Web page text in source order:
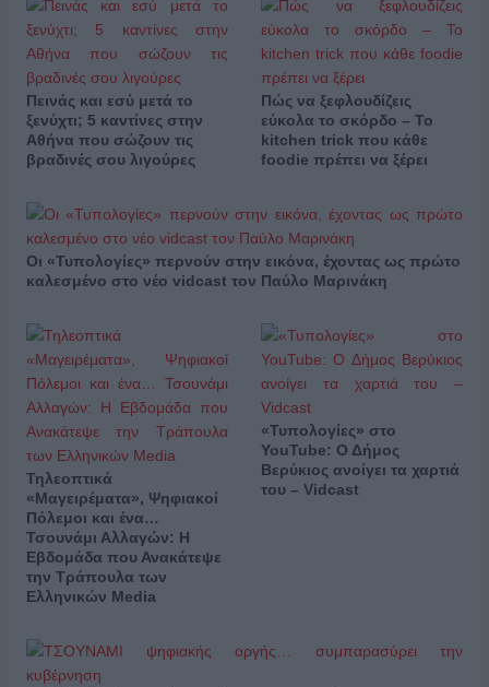
Πεινάς και εσύ μετά το
ξενύχτι; 5 καντίνες στην
Αθήνα που σώζουν τις
βραδινές σου λιγούρες
Πώς να ξεφλουδίζεις
εύκολα το σκόρδο – Το
kitchen trick που κάθε
foodie πρέπει να ξέρει
Οι «Τυπολογίες» περνούν στην εικόνα, έχοντας ως πρώτο
καλεσμένο στο νέο vidcast τον Παύλο Μαρινάκη
Τηλεοπτικά
«Μαγειρέματα», Ψηφιακοί
Πόλεμοι και ένα…
Τσουνάμι Αλλαγών: Η
Εβδομάδα που Ανακάτεψε
την Τράπουλα των
Ελληνικών Media
«Τυπολογίες» στο
YouTube: Ο Δήμος
Βερύκιος ανοίγει τα χαρτιά
του – Vidcast